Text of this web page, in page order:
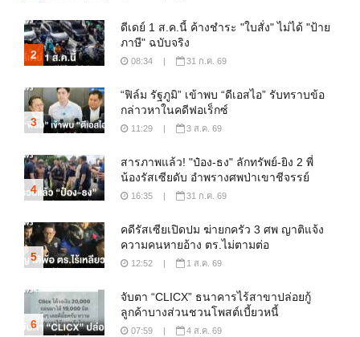
2
ดีเดย์ 1 ส.ค.นี้ ค้างชำระ "ใบสั่ง" ไม่ได้ "ป้าย
ภาษี" ฉบับจริง
08:34 31 ก.ค. 69
3
“ฟิล์ม รัฐภูมิ” เข้าพบ “ดีเอสไอ” รับทราบข้อ
กล่าวหาในคดีฟอเร็กซ์
11:29 3 ส.ค. 69
4
สารภาพแล้ว! "ป๋อง-ธง" ลักทรัพย์-ยิง 2 พี่
น้องรัสเซียดับ อำพรางศพป่าเขาชีจรรย์
16:35 31 ก.ค. 69
5
คดีรัสเซียเปิดปม ฆ่ายกครัว 3 ศพ ญาติแจ้ง
ความคนหายอ้าง ตร.ไม่ตามต่อ
12:52 1 ส.ค. 69
6
จับตา “CLICX” ธนาคารไร้สาขาปล่อยกู้
ลูกค้าบางส่วนชวนโพสต์เบี้ยวหนี้
07:59 4 ส.ค. 69